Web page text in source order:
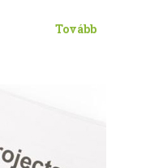
Tovább